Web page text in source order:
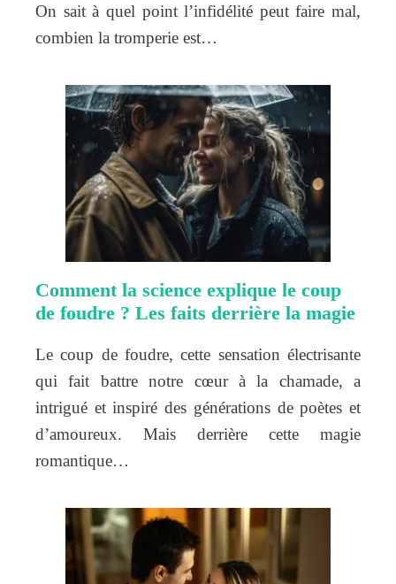
On sait à quel point l’infidélité peut faire mal,
combien la tromperie est…
Comment la science explique le coup
de foudre ? Les faits derrière la magie
Le coup de foudre, cette sensation électrisante
qui fait battre notre cœur à la chamade, a
intrigué et inspiré des générations de poètes et
d’amoureux. Mais derrière cette magie
romantique…